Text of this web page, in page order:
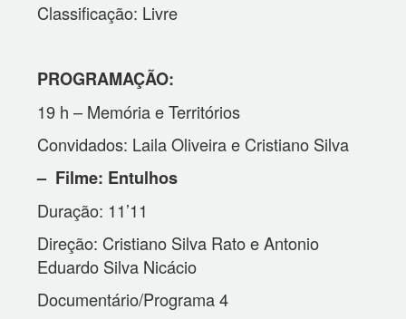
Classificação: Livre
PROGRAMAÇÃO:
19 h – Memória e Territórios
Convidados: Laila Oliveira e Cristiano Silva
– Filme: Entulhos
Duração: 11’11
Direção: Cristiano Silva Rato e Antonio
Eduardo Silva Nicácio
Documentário/Programa 4